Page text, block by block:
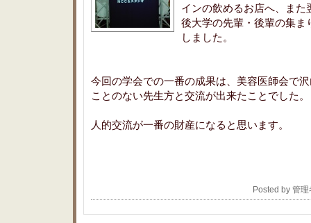
インの飲めるお店へ、また
後大学の先輩・後輩の集ま
しました。
今回の学会での一番の成果は、美容医師会で
ことのない先生方と交流が出来たことでした。
人的交流が一番の財産になると思います。
Posted by 管